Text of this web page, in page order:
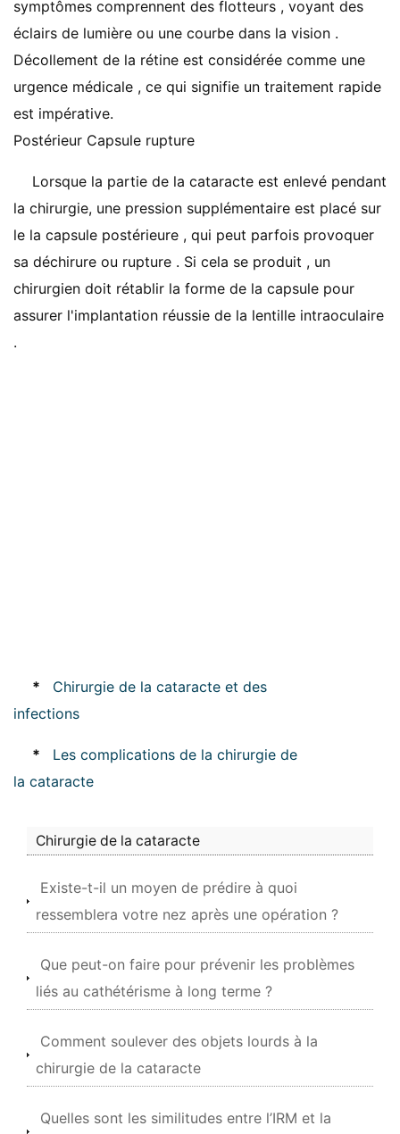
symptômes comprennent des flotteurs , voyant des
éclairs de lumière ou une courbe dans la vision .
Décollement de la rétine est considérée comme une
urgence médicale , ce qui signifie un traitement rapide
est impérative.
Postérieur Capsule rupture
Lorsque la partie de la cataracte est enlevé pendant
la chirurgie, une pression supplémentaire est placé sur
le la capsule postérieure , qui peut parfois provoquer
sa déchirure ou rupture . Si cela se produit , un
chirurgien doit rétablir la forme de la capsule pour
assurer l'implantation réussie de la lentille intraoculaire
.
*
Chirurgie de la cataracte et des
infections
*
Les complications de la chirurgie de
la cataracte
Chirurgie de la cataracte
Existe-t-il un moyen de prédire à quoi
ressemblera votre nez après une opération ?
Que peut-on faire pour prévenir les problèmes
liés au cathétérisme à long terme ?
Comment soulever des objets lourds à la
chirurgie de la cataracte
Quelles sont les similitudes entre l’IRM et la